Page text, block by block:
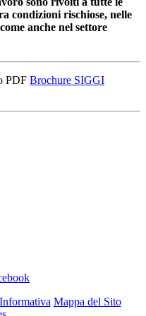
condizioni rischiose, nelle
anche nel settore
PDF Brochure SIGGI
Informativa Mappa del Sito